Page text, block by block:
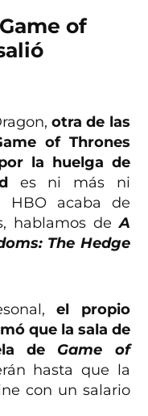
of
otra de las
of Thrones
la huelga de
es ni más ni
HBO acaba de
hablamos deA
The Hedge
el propio
que la sala de
de Game of
hasta que la
con un salario